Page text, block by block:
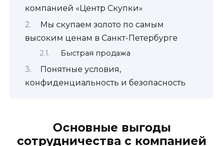
компанией «Центр Скупки»
Мы скупаем золото по самым
высоким ценам в Санкт-Петербурге
Быстрая продажа
Понятные условия,
конфиденциальность и безопасность
Основные выгоды
сотрудничества с компанией